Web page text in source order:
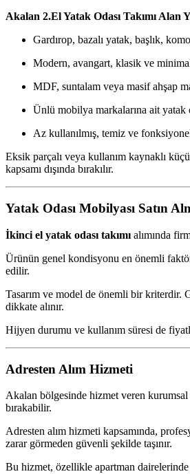
Akalan 2.El Yatak Odası Takımı Alan
Gardırop, bazalı yatak, başlık,
Modern, avangart, klasik ve
MDF, suntalam veya masif ahşap
Ünlü mobilya markalarına ait yatak
Az kullanılmış, temiz ve
Eksik parçalı veya kullanım kaynaklı
kapsamı dışında bırakılır.
Yatak Odası Mobilyası Satın
İkinci el yatak odası takımı alımında
Ürünün genel kondisyonu en önemli
edilir.
Tasarım ve model de önemli bir kriterdir.
dikkate alınır.
Hijyen durumu ve kullanım süresi de
Adresten Alım Hizmeti
Akalan bölgesinde hizmet veren
bırakabilir.
Adresten alım hizmeti kapsamında,
zarar görmeden güvenli şekilde taşınır.
Bu hizmet, özellikle apartman